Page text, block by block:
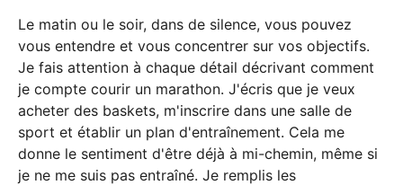
Le matin ou le soir, dans de silence, vous pouvez
vous entendre et vous concentrer sur vos objectifs.
Je fais attention à chaque détail décrivant comment
je compte courir un marathon. J'écris que je veux
acheter des baskets, m'inscrire dans une salle de
sport et établir un plan d'entraînement. Cela me
donne le sentiment d'être déjà à mi-chemin, même si
je ne me suis pas entraîné. Je remplis les